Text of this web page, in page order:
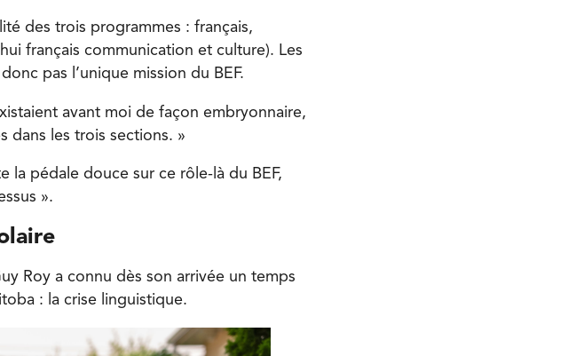
des trois programmes : français,
français communication et culture). Les
pas l’unique mission du BEF.
avant moi de façon embryonnaire,
dans les trois sections. »
la pédale douce sur ce rôle-là du BEF,
».
Roy a connu dès son arrivée un temps
: la crise linguistique.